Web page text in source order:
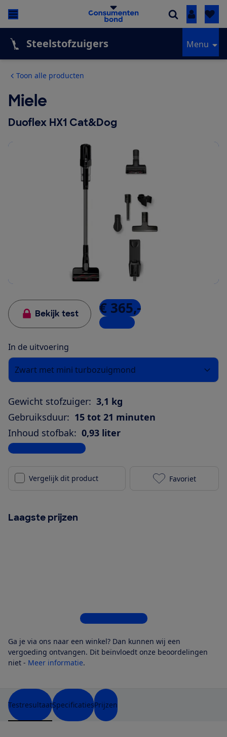
Inloggen
Steelstofzuigers Menu
Toon alle producten
Miele
Duoflex HX1 Cat&Dog
Bekijk test € 365,-
6 winkels
In de uitvoering
Zwart met mini turbozuigmond
Gewicht stofzuiger: 3,1 kg
Gebruiksduur: 15 tot 21 minuten
Inhoud stofbak: 0,93 liter
Bekijk alle specificaties
Vergelijk dit product Miele
Favoriet
Laagste prijzen
Bekijk alle 6 winkels
Ga je via ons naar een winkel? Dan kunnen wij een
vergoeding ontvangen. Dit beïnvloedt onze beoordelingen
niet - Meer informatie.
TestresultaatSpecificatiesPrijzen